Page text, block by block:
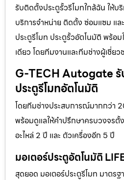
รับติดตั้งประตูรั้วรีโมทใกล้ฉัน ให้บ
บริการจำหน่าย ติดตั้ง ซ่อมแซม แล
ประตูรีโมท ประตูรั้วอัตโนมัติ พร้อ
เดียว โดยทีมงานและทีมช่างผู้เชี่
G-TECH Autogate รั
ประตูรีโมทอัตโนมัติ
โดยทีมช่างประสบการณ์มากกว่า
พร้อมดูแลให้คำปรึกษาครบวงจร
อะไหล่ 2 ปี และ ตัวเครื่องอีก 5 ปี
มอเตอร์ประตูอัตโนมัติ
สุดยอด มอเตอร์ประตูรีโมท มาตร